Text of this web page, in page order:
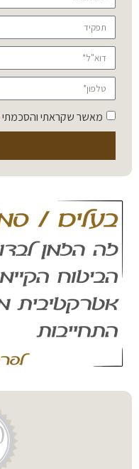
מאשר שקראתי והסכמתי